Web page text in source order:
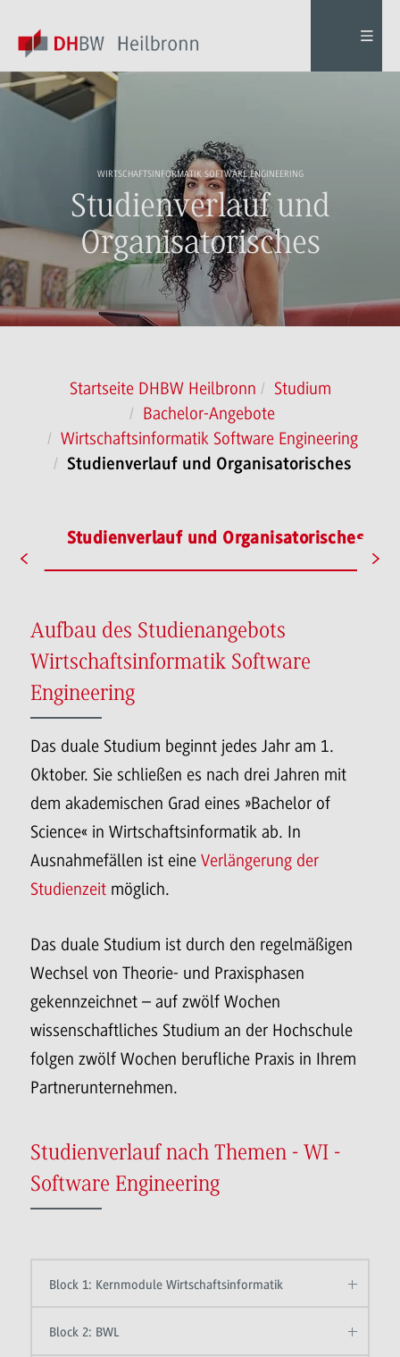
WIRTSCHAFTSINFORMATIK SOFTWARE ENGINEERING
Studienverlauf und
Organisatorisches
Startseite DHBW Heilbronn
Studium
Bachelor-Angebote
Wirtschaftsinformatik Software Engineering
Studienverlauf und Organisatorisches
Studienverlauf und Organisatorisches
Aufbau des Studienangebots
Wirtschaftsinformatik Software
Engineering
Das duale Studium beginnt jedes Jahr am 1.
Oktober. Sie schließen es nach drei Jahren mit
dem akademischen Grad eines »Bachelor of
Science« in Wirtschaftsinformatik ab. In
Ausnahmefällen ist eine Verlängerung der
Studienzeit möglich.
Das duale Studium ist durch den regelmäßigen
Wechsel von Theorie- und Praxisphasen
gekennzeichnet – auf zwölf Wochen
wissenschaftliches Studium an der Hochschule
folgen zwölf Wochen berufliche Praxis in Ihrem
Partnerunternehmen.
Studienverlauf nach Themen - WI -
Software Engineering
Block 1: Kernmodule Wirtschaftsinformatik
Block 2: BWL